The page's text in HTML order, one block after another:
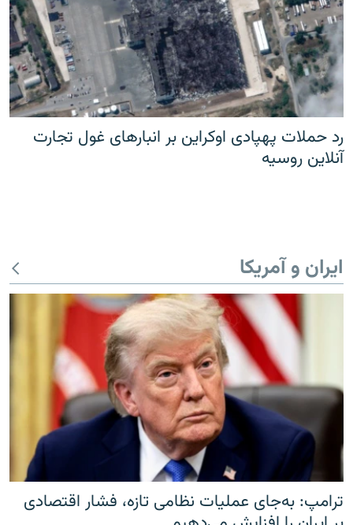
رد حملات پهپادی اوکراین بر انبارهای غول تجارت
آنلاین روسیه
ایران و آمریکا
ترامپ: به‌جای عملیات نظامی تازه، فشار اقتصادی